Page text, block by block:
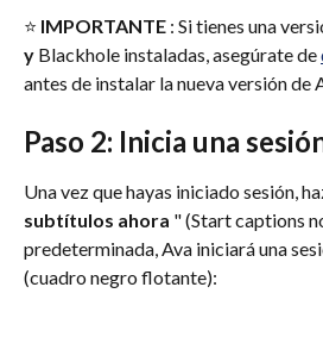
⭐️ IMPORTANTE : Si tienes una
y Blackhole instaladas, asegúrate de
antes de instalar la nueva versión de
Paso 2: Inicia una
Una vez que hayas iniciado sesión,
subtítulos ahora " (Start captions
predeterminada, Ava iniciará una
(cuadro negro flotante):